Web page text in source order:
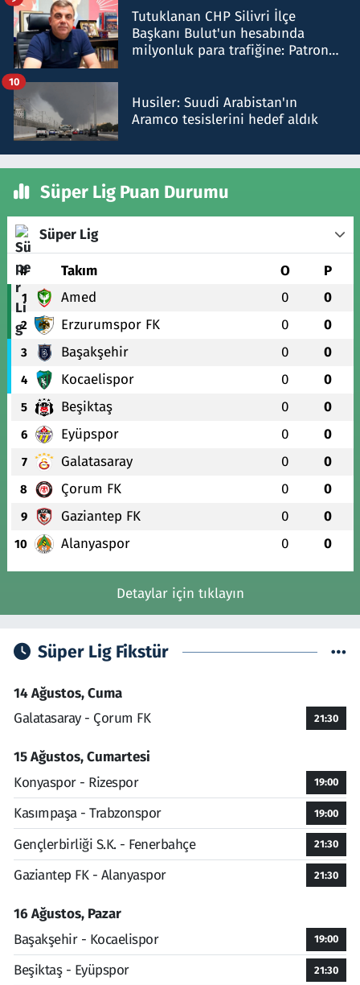
Tutuklanan CHP Silivri İlçe
Başkanı Bulut'un hesabında
milyonluk para trafiğine: Patron
Husiler: Suudi Arabistan'ın
Aramco tesislerini hedef aldık
10
Süper Lig Puan Durumu
Süper Lig
# Takım O P
1 Amed 0 0
2 Erzurumspor FK 0 0
3 Başakşehir 0 0
4 Kocaelispor 0 0
5 Beşiktaş 0 0
6 Eyüpspor 0 0
7 Galatasaray 0 0
8 Çorum FK 0 0
9 Gaziantep FK 0 0
10 Alanyaspor 0 0
Detaylar için tıklayın
Süper Lig Fikstür
14 Ağustos, Cuma
Galatasaray - Çorum FK
21:30
15 Ağustos, Cumartesi
Konyaspor - Rizespor
19:00
Kasımpaşa - Trabzonspor 19:00
Gençlerbirliği S.K. - Fenerbahçe 21:30
Gaziantep FK - Alanyaspor 21:30
16 Ağustos, Pazar
Başakşehir - Kocaelispor
19:00
Beşiktaş - Eyüpspor 21:30